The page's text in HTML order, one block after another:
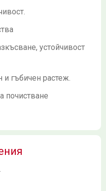
устойчивост
и гъбичен растеж.
почистване